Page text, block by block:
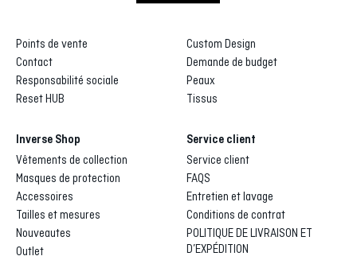
Points de vente
Contact
Responsabilité sociale
Reset HUB
Galerie de dessins
Custom Design
Demande de budget
Peaux
Tissus
Inverse Shop
Vêtements de collection
Masques de protection
Accessoires
Tailles et mesures
Nouveautes
Outlet
Service client
Service client
FAQS
Entretien et lavage
Conditions de contrat
POLITIQUE DE LIVRAISON ET
D’EXPÉDITION